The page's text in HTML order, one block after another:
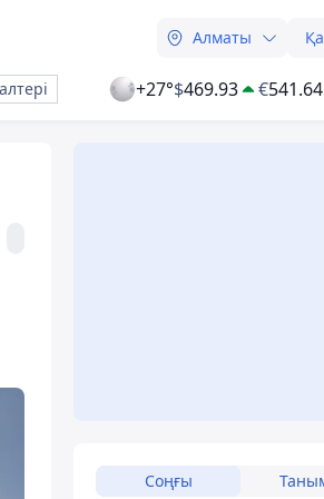
Алматы
+27°$469.93 €541.64
Соңғы